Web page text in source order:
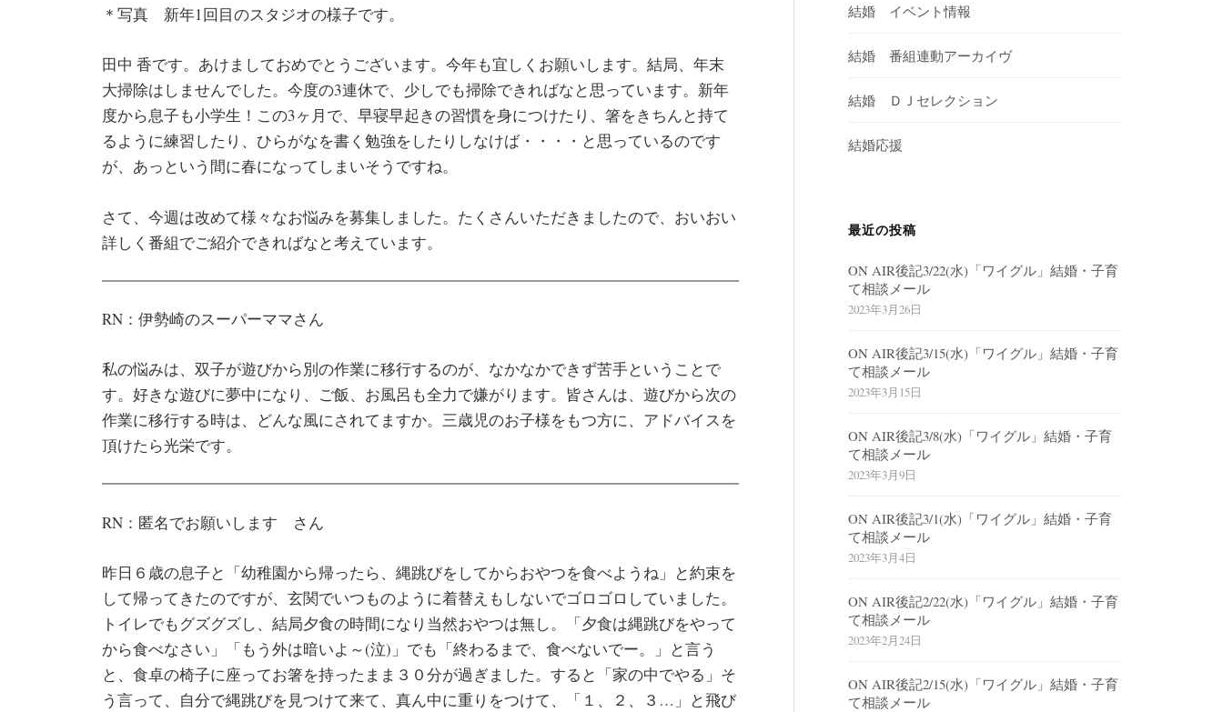
＊写真 新年1回目のスタジオの様子です。
田中 香です。あけましておめでとうございます。今年も宜しくお願いします。結局、年末
大掃除はしませんでした。今度の3連休で、少しでも掃除できればなと思っています。新年
度から息子も小学生！この3ヶ月で、早寝早起きの習慣を身につけたり、箸をきちんと持て
るように練習したり、ひらがなを書く勉強をしたりしなけば・・・・と思っているのです
が、あっという間に春になってしまいそうですね。
さて、今週は改めて様々なお悩みを募集しました。たくさんいただきましたので、おいおい
詳しく番組でご紹介できればなと考えています。
RN：伊勢崎のスーパーママさん
私の悩みは、双子が遊びから別の作業に移行するのが、なかなかできず苦手ということで
す。好きな遊びに夢中になり、ご飯、お風呂も全力で嫌がります。皆さんは、遊びから次の
作業に移行する時は、どんな風にされてますか。三歳児のお子様をもつ方に、アドバイスを
頂けたら光栄です。
RN：匿名でお願いします さん
昨日６歳の息子と「幼稚園から帰ったら、縄跳びをしてからおやつを食べようね」と約束を
して帰ってきたのですが、玄関でいつものように着替えもしないでゴロゴロしていました。
トイレでもグズグズし、結局夕食の時間になり当然おやつは無し。「夕食は縄跳びをやって
から食べなさい」「もう外は暗いよ～(泣)」でも「終わるまで、食べないでー。」と言う
と、食卓の椅子に座ってお箸を持ったまま３０分が過ぎました。すると「家の中でやる」そ
う言って、自分で縄跳びを見つけて来て、真ん中に重りをつけて、「１、２、３…」と飛び
結婚 イベント情報
結婚 番組連動アーカイヴ
結婚 ＤＪセレクション
結婚応援
最近の投稿
ON AIR後記3/22(水)「ワイグル」結婚・子育
て相談メール
2023年3月26日
ON AIR後記3/15(水)「ワイグル」結婚・子育
て相談メール
2023年3月15日
ON AIR後記3/8(水)「ワイグル」結婚・子育
て相談メール
2023年3月9日
ON AIR後記3/1(水)「ワイグル」結婚・子育
て相談メール
2023年3月4日
ON AIR後記2/22(水)「ワイグル」結婚・子育
て相談メール
2023年2月24日
ON AIR後記2/15(水)「ワイグル」結婚・子育
て相談メール